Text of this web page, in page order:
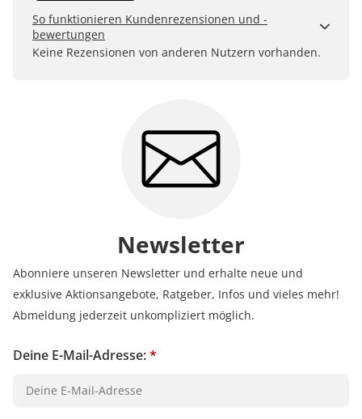
So funktionieren Kundenrezensionen und -
bewertungen
Kundenbewertungen sind für uns und unsere Kunden
Erfahren Sie mehr darüber, wie Kundenbewertungen
bei uns funktionieren
Keine Rezensionen von anderen Nutzern vorhanden.
Newsletter
Abonniere unseren Newsletter und erhalte neue und
exklusive Aktionsangebote, Ratgeber, Infos und vieles mehr!
Abmeldung jederzeit unkompliziert möglich.
Deine E-Mail-Adresse:*